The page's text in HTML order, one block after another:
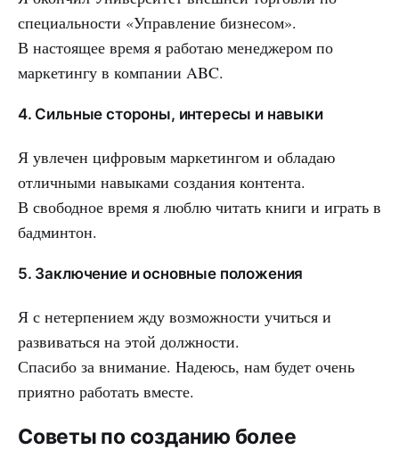
специальности «Управление бизнесом».
В настоящее время я работаю менеджером по
маркетингу в компании ABC.
4. Сильные стороны, интересы и навыки
Я увлечен цифровым маркетингом и обладаю
отличными навыками создания контента.
В свободное время я люблю читать книги и играть в
бадминтон.
5. Заключение и основные положения
Я с нетерпением жду возможности учиться и
развиваться на этой должности.
Спасибо за внимание. Надеюсь, нам будет очень
приятно работать вместе.
Советы по созданию более